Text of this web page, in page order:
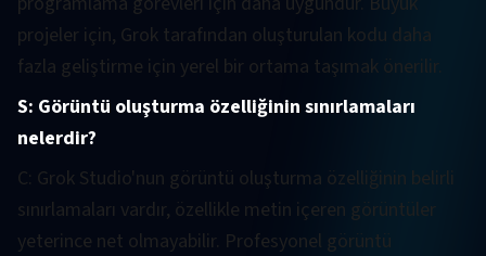
projeler için, Grok tarafından oluşturulan kodu daha
fazla geliştirme için yerel bir ortama taşımak önerilir.
S: Görüntü oluşturma özelliğinin sınırlamaları
nelerdir?
C: Grok Studio'nun görüntü oluşturma özelliğinin belirli
sınırlamaları vardır, özellikle metin içeren görüntüler
yeterince net olmayabilir. Profesyonel görüntü